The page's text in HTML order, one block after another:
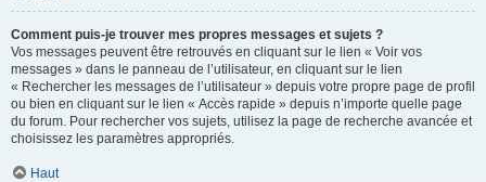
Comment puis-je trouver mes propres messages et sujets ?
Vos messages peuvent être retrouvés en cliquant sur le lien « Voir vos
messages » dans le panneau de l’utilisateur, en cliquant sur le lien
« Rechercher les messages de l’utilisateur » depuis votre propre page de profil
ou bien en cliquant sur le lien « Accès rapide » depuis n’importe quelle page
du forum. Pour rechercher vos sujets, utilisez la page de recherche avancée et
choisissez les paramètres appropriés.
Haut